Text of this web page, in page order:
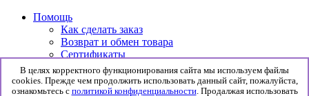
Помощь
Как сделать заказ
Возврат и обмен товара
Сертификаты
Информация
Гарантия
Доставка и сборка
В целях корректного функционирования сайта мы используем файлы
cookies. Прежде чем продолжить использовать данный сайт, пожалуйста,
ознакомьтесь с политикой конфиденциальности. Продалжая использовать